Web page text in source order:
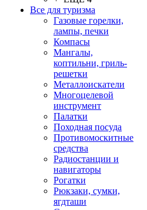
Все для туризма
Газовые горелки,
лампы, печки
Компасы
Мангалы,
коптильни, гриль-
решетки
Металлоискатели
Многоцелевой
инструмент
Палатки
Походная посуда
Противомоскитные
средства
Радиостанции и
навигаторы
Рогатки
Рюкзаки, сумки,
ягдташи